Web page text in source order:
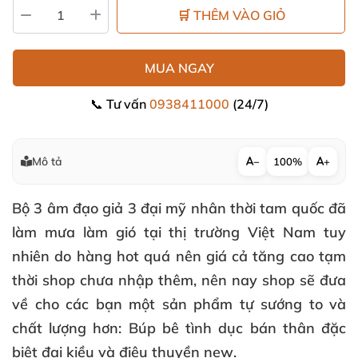
🛒 THÊM VÀO GIỎ
MUA NGAY
📞 Tư vấn 0938411000 (24/7)
Mô tả − 100% +
Bộ 3 âm đạo giả 3 đại mỹ nhân thời tam quốc đã
làm mưa làm gió tại thị trường Việt Nam tuy
nhiên do hàng hot quá nên giá cả tăng cao tạm
thời shop chưa nhập thêm, nên nay shop sẽ đưa
về cho các bạn một sản phẩm tự sướng to và
chất lượng hơn: Búp bê tình dục bán thân đặc
biệt đại kiều và điêu thuyền new.